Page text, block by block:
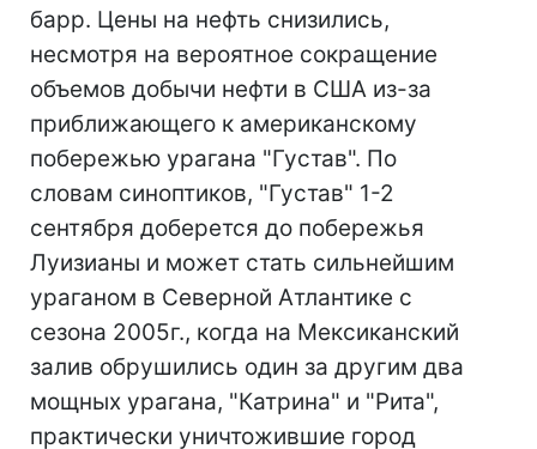
барр. Цены на нефть снизились,
несмотря на вероятное сокращение
объемов добычи нефти в США из-за
приближающего к американскому
побережью урагана "Густав". По
словам синоптиков, "Густав" 1-2
сентября доберется до побережья
Луизианы и может стать сильнейшим
ураганом в Северной Атлантике с
сезона 2005г., когда на Мексиканский
залив обрушились один за другим два
мощных урагана, "Катрина" и "Рита",
практически уничтожившие город